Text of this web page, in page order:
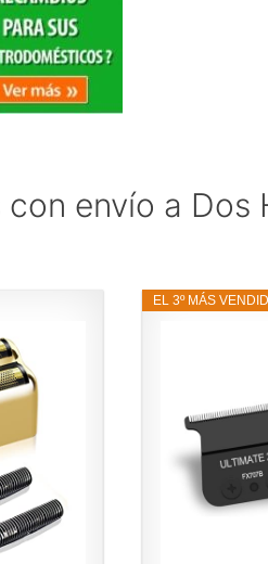
envío a Dos
EL 3º MÁS